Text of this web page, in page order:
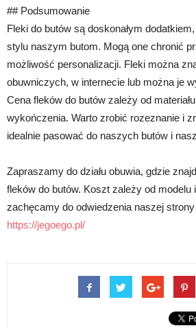
## Podsumowanie
Fleki do butów są doskonałym
stylu naszym butom. Mogą one chronić
możliwość personalizacji. Fleki można
obuwniczych, w internecie lub można je
Cena fleków do butów zależy od
wykończenia. Warto zrobić rozeznanie i
idealnie pasować do naszych butów i
Zapraszamy do działu obuwia, gdzie
fleków do butów. Koszt zależy od modelu
zachęcamy do odwiedzenia naszej
https://jegoego.pl/